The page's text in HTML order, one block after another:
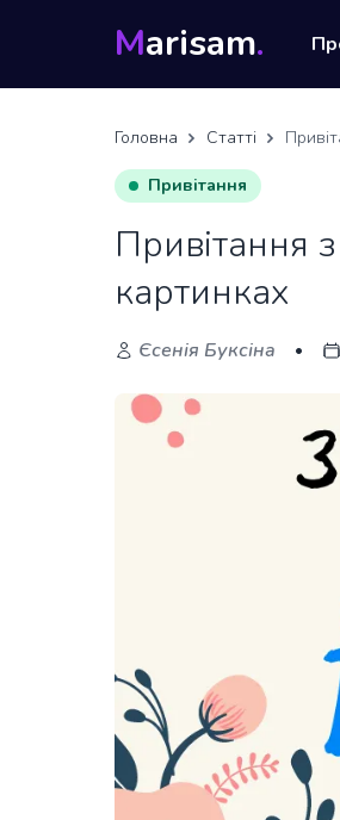
Marisam.
Головна Статті
Привітання
Привітання
картинках
Єсенія Буксіна •